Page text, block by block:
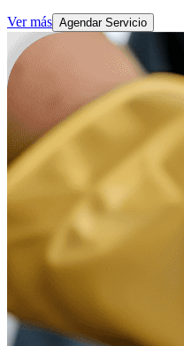
Ver más Agendar Servicio